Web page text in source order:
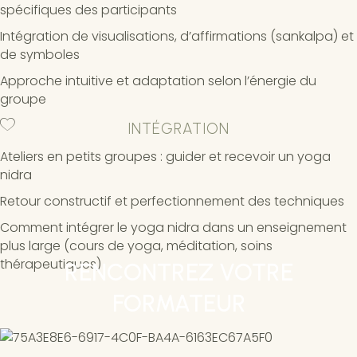
spécifiques des participants
Intégration de visualisations, d’affirmations (sankalpa) et
de symboles
Approche intuitive et adaptation selon l’énergie du
groupe
INTÉGRATION
Ateliers en petits groupes : guider et recevoir un yoga
nidra
Retour constructif et perfectionnement des techniques
Comment intégrer le yoga nidra dans un enseignement
plus large (cours de yoga, méditation, soins
thérapeutiques)RENCONTREZ VOTRE